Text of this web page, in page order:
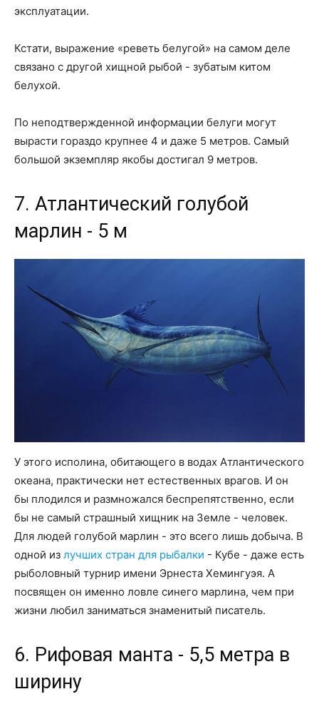
эксплуатации.
Кстати, выражение «реветь белугой» на самом деле
связано с другой хищной рыбой - зубатым китом
белухой.
По неподтвержденной информации белуги могут
вырасти гораздо крупнее 4 и даже 5 метров. Самый
большой экземпляр якобы достигал 9 метров.
7. Атлантический голубой
марлин - 5 м
У этого исполина, обитающего в водах Атлантического
океана, практически нет естественных врагов. И он
бы плодился и размножался беспрепятственно, если
бы не самый страшный хищник на Земле - человек.
Для людей голубой марлин - это всего лишь добыча. В
одной из лучших стран для рыбалки - Кубе - даже есть
рыболовный турнир имени Эрнеста Хемингуэя. А
посвящен он именно ловле синего марлина, чем при
жизни любил заниматься знаменитый писатель.
6. Рифовая манта - 5,5 метра в
ширину